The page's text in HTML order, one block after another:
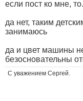
если пост ко мне,
да нет, таким
занимаюсь
да и цвет машины
безосновательны
С уважением Сергей.